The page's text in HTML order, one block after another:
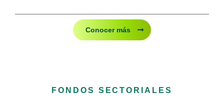
Conocer más
FONDOS SECTORIALES